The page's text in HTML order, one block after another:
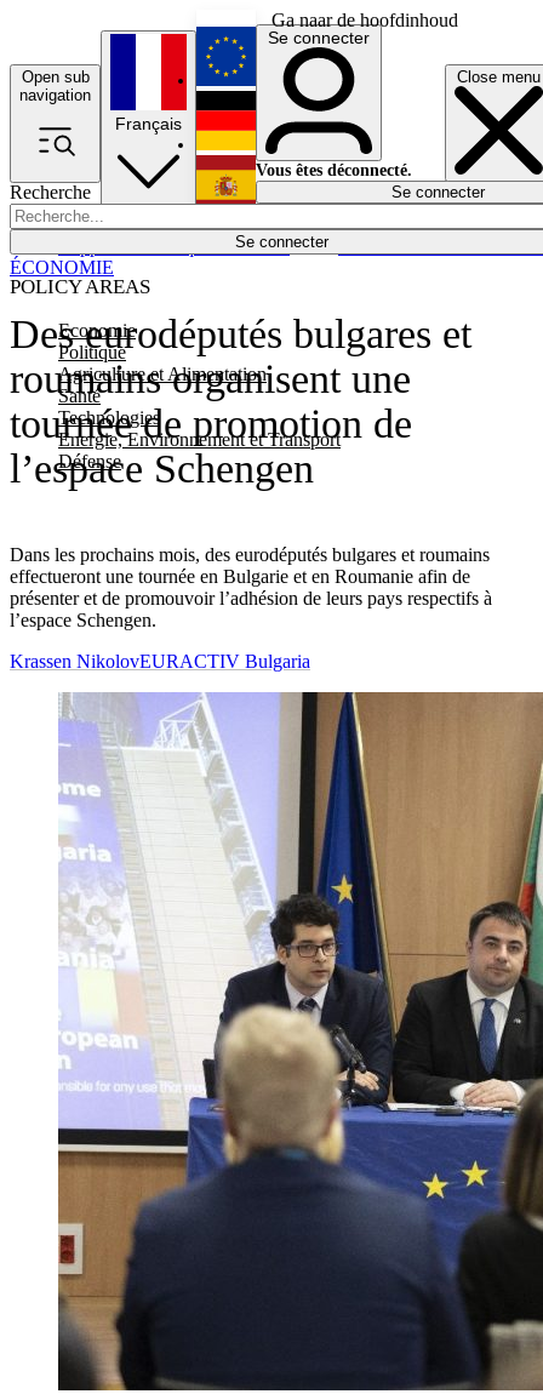
Ga naar de hoofdinhoud
Open sub
navigation
Close menu
Recherche
Se connecter
POLICY AREAS
Economie
Politique
Agriculture et Alimentation
Santé
Technologies
Energie, Environnement et Transport
Défense
Économie
Français
English
Deutsch
Español
Se connecter
Vous êtes déconnecté.
Se connecter
Des eurodéputés bulgares et
roumains organisent une
tournée de promotion de
l’espace Schengen
Dans les prochains mois, des eurodéputés bulgares et roumains
effectueront une tournée en Bulgarie et en Roumanie afin de
présenter et de promouvoir l’adhésion de leurs pays respectifs à
l’espace Schengen.
ÉCONOMIE
Krassen NikolovEURACTIV Bulgaria